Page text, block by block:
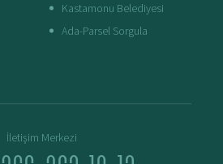
Kastamonu Belediyesi
Ada-Parsel Sorgula
İletişim Merkezi